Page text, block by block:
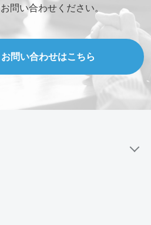
問い合わせください。
問い合わせはこちら